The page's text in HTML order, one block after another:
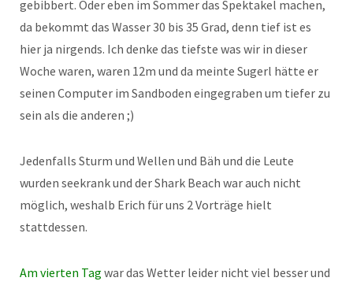
gebibbert. Oder eben im Sommer das Spektakel machen,
da bekommt das Wasser 30 bis 35 Grad, denn tief ist es
hier ja nirgends. Ich denke das tiefste was wir in dieser
Woche waren, waren 12m und da meinte Sugerl hätte er
seinen Computer im Sandboden eingegraben um tiefer zu
sein als die anderen ;)
Jedenfalls Sturm und Wellen und Bäh und die Leute
wurden seekrank und der Shark Beach war auch nicht
möglich, weshalb Erich für uns 2 Vorträge hielt
stattdessen.
Am vierten Tag war das Wetter leider nicht viel besser und